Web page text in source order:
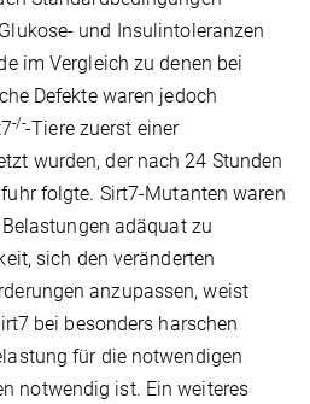
und Insulintoleranzen
im Vergleich zu denen bei
Defekte waren jedoch
-/--Tiere zuerst einer
wurden, der nach 24 Stunden
folgte. Sirt7-Mutanten waren
adäquat zu
sich den veränderten
anzupassen, weist
bei besonders harschen
für die notwendigen
notwendig ist. Ein weiteres